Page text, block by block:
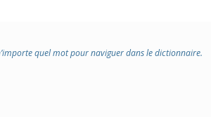
quel mot pour naviguer dans le dictionnaire.